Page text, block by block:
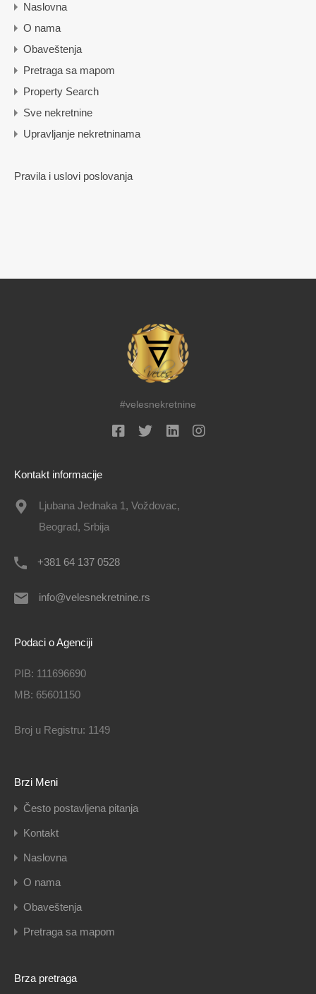
Naslovna
O nama
Obaveštenja
Pretraga sa mapom
Property Search
Sve nekretnine
Upravljanje nekretninama
Pravila i uslovi poslovanja
#velesnekretnine
Kontakt informacije
Ljubana Jednaka 1, Voždovac,
Beograd, Srbija
+381 64 137 0528
info@velesnekretnine.rs
Podaci o Agenciji
PIB: 111696690
MB: 65601150
Broj u Registru: 1149
Brzi Meni
Često postavljena pitanja
Kontakt
Naslovna
O nama
Obaveštenja
Pretraga sa mapom
Brza pretraga